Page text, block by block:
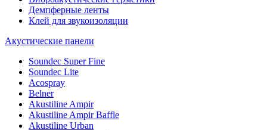
Демпферные ленты
Клей для звукоизоляции
Акустические панели
Soundec Super Fine
Soundec Lite
Acospray
Belner
Akustiline Ampir
Akustiline Ampir Baffle
Akustiline Urban